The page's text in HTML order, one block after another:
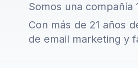
Somos una compañía
Con más de 21 años
de email marketing y